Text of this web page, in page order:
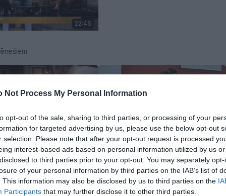
Not Process My Personal Information
opt-out of the sale, sharing to third parties, or processing of your
for targeted advertising by us, please use the below opt-out
selection. Please note that after your opt-out request is processed
interest-based ads based on personal information utilized by us
to third parties prior to your opt-out. You may separately
of your personal information by third parties on the IAB’s list of
This information may also be disclosed by us to third parties on the
Participants that may further disclose it to other third parties.
22:46
03:09
kopā ne tikai
bet arī laulībā
02:18
Intervija ar diasporas diriģenti
Lieni Baronu
pirms 2 mēnešiem